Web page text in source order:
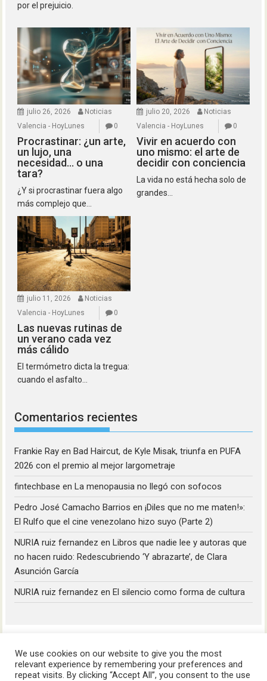
por el prejuicio.
julio 26, 2026
Noticias
Valencia - HoyLunes
0
Procrastinar: ¿un arte,
un lujo, una
necesidad… o una
tara?
¿Y si procrastinar fuera algo
más complejo que...
julio 20, 2026
Noticias
Valencia - HoyLunes
0
Vivir en acuerdo con
uno mismo: el arte de
decidir con conciencia
La vida no está hecha solo de
grandes...
julio 11, 2026
Noticias
Valencia - HoyLunes
0
Las nuevas rutinas de
un verano cada vez
más cálido
El termómetro dicta la tregua:
cuando el asfalto...
Comentarios recientes
Frankie Ray enBad Haircut, de Kyle Misak, triunfa en PUFA
2026 con el premio al mejor largometraje
fintechbase enLa menopausia no llegó con sofocos
Pedro José Camacho Barrios en¡Diles que no me maten!»:
El Rulfo que el cine venezolano hizo suyo (Parte 2)
NURIA ruiz fernandez enLibros que nadie lee y autoras que
no hacen ruido: Redescubriendo ‘Y abrazarte’, de Clara
Asunción García
NURIA ruiz fernandez enEl silencio como forma de cultura
We use cookies on our website to give you the most
relevant experience by remembering your preferences and
repeat visits. By clicking “Accept All”, you consent to the use